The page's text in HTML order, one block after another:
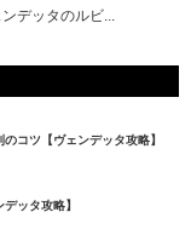
デッタのルビ...
コツ【ヴェンデッタ攻略】
ッタ攻略】